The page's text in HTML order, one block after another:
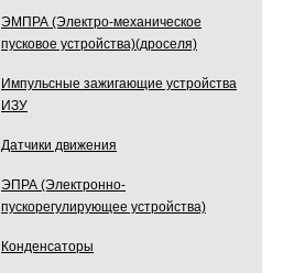
ЭМПРА (Электро-механическое
пусковое устройства)(дроселя)
Импульсные зажигающие устройства
ИЗУ
Датчики движения
ЭПРА (Электронно-
пускорегулирующее устройства)
Конденсаторы